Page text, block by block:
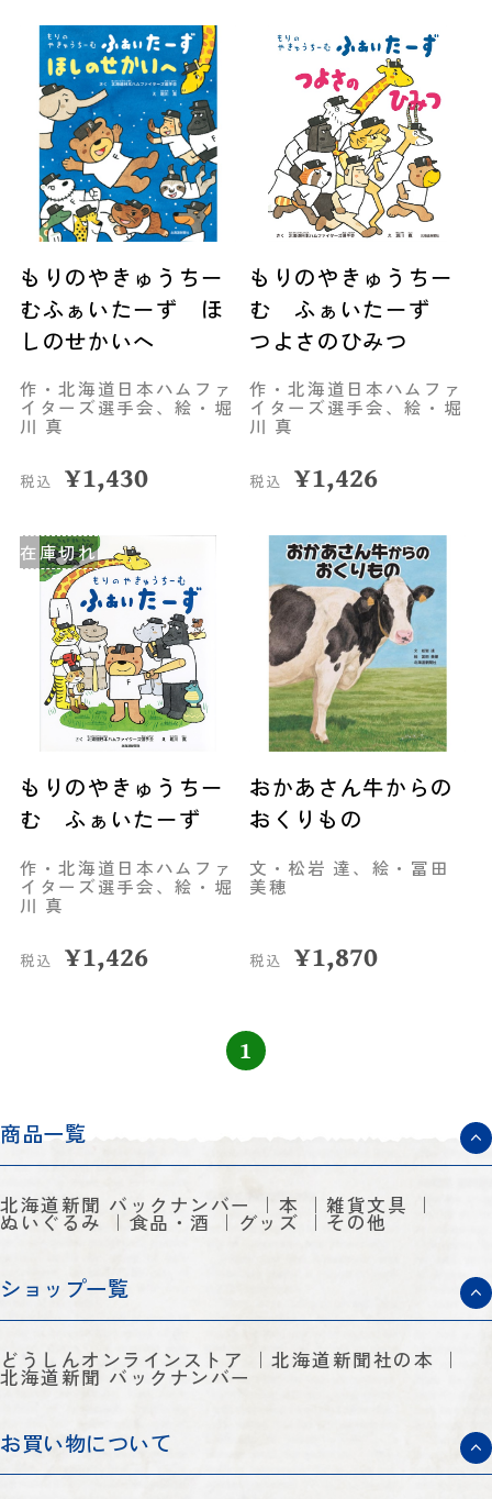
もりのやきゅうちー
むふぁいたーず ほ
しのせかいへ
作・北海道日本ハムファ
イターズ選手会、絵・堀
川 真
税込 ¥1,430
もりのやきゅうちー
む ふぁいたーず
つよさのひみつ
作・北海道日本ハムファ
イターズ選手会、絵・堀
川 真
税込 ¥1,426
在庫切れ
もりのやきゅうちー
む ふぁいたーず
作・北海道日本ハムファ
イターズ選手会、絵・堀
川 真
税込 ¥1,426
おかあさん牛からの
おくりもの
文・松岩 達、絵・冨田
美穂
税込 ¥1,870
1
商品一覧
北海道新聞 バックナンバー 本 雑貨文具
ぬいぐるみ 食品・酒 グッズ その他
ショップ一覧
どうしんオンラインストア 北海道新聞社の本
北海道新聞 バックナンバー
お買い物について